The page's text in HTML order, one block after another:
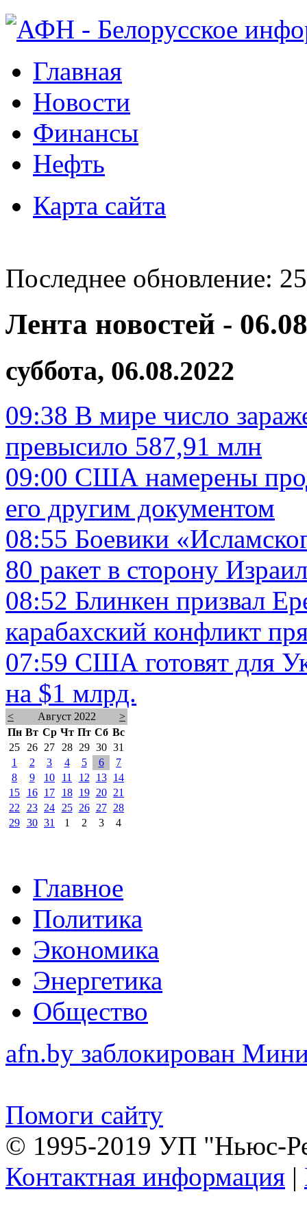
Главная
Новости
Финансы
Нефть
Карта сайта
Последнее обновление:
Лента новостей -
суббота, 06.08.2022
09:38 В мире число
превысило 587,91 млн
09:00 США намерены
его другим документом
08:55 Боевики
80 ракет в сторону
08:52 Блинкен призвал
карабахский конфликт
07:59 США готовят для
на $1 млрд.
< Август 2022
>
Пн Вт Ср Чт Пт Сб Вс
25
26 27 28 29 30 31
1
2 3 4 5 6
7
8
9 10 11 12 13
14
15
16 17 18 19 20
21
22
23 24 25 26 27
28
29 30 31 1 2 3 4
Главное
Политика
Экономика
Энергетика
Общество
afn.by заблокирован
Помоги сайту
© 1995-2019 УП "Ньюс-
Контактная информация |